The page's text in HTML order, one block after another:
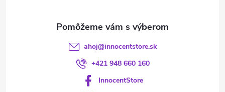
ahoj@innocentstore.sk
+421 948 660 160
InnocentStore